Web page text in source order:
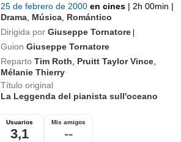
25 de febrero de 2000en cines | 2h 00min |
Drama Música Romántico
Dirigida por Giuseppe Tornatore |
Guion Giuseppe Tornatore
Reparto Tim Roth Pruitt Taylor Vince
Mélanie Thierry
Título original
La Leggenda del pianista sull'oceano
Usuarios
3,1
Mis amigos
--